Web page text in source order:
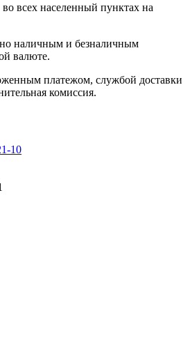
всех населенный пунктах на
наличным и безналичным
валюте.
платежом, службой доставки
комиссия.
10